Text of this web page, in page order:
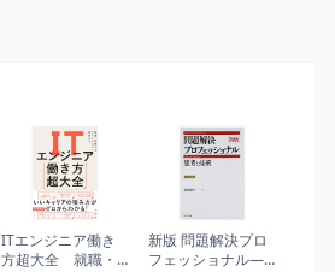
ITエンジニア働き
方超大全 就職・
新版 問題解決プロ
フェッショナル―